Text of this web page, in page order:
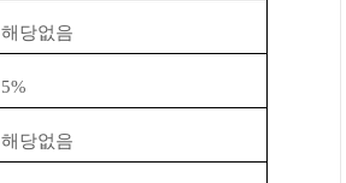
해당없음
5%
해당없음